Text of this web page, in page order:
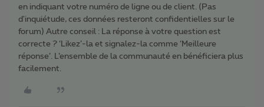
en indiquant votre numéro de ligne ou de client. (Pas
d'inquiétude, ces données resteront confidentielles sur le
forum) Autre conseil : La réponse à votre question est
correcte ? ‘Likez’-la et signalez-la comme ‘Meilleure
réponse’. L’ensemble de la communauté en bénéficiera plus
facilement.